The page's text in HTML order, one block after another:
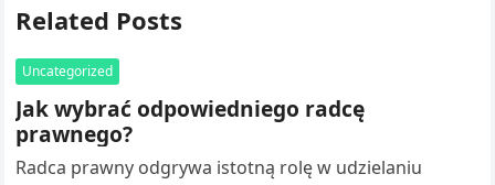
Related Posts
Uncategorized
Jak wybrać odpowiedniego radcę
prawnego?
Radca prawny odgrywa istotną rolę w udzielaniu